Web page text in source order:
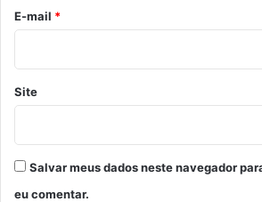
*
E-mail *
Site
Salvar meus dados neste navegador
eu comentar.